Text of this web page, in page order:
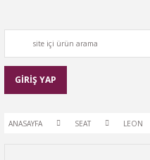
GİRİŞ YAP
ANASAYFA SEAT LEON